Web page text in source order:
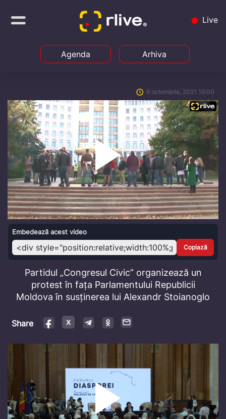
Live
Agenda Arhiva
6 octombrie, 2021 15:00
Play
Video
Embedează acest video
Copiază
Partidul „Congresul Civic” organizează un
protest în fața Parlamentului Republicii
Moldova în susținerea lui Alexandr Stoianoglo
Share